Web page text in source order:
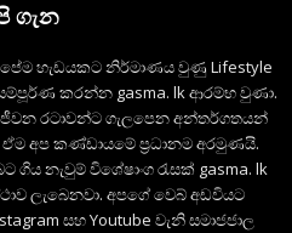
ගැන
හැඩයකට නිර්මාණය වුණු Lifestyle
කරන්න gasma. lk ආරම්භ වුණා.
රටාවන්ට ගැලපෙන අන්තර්ගතයන්
ඒම අප කණ්ඩායමේ ප්‍රධානම අරමුණයි.
නැවුම් විශේෂාංග රැසක් gasma. lk
ලැබෙනවා. අපගේ වෙබ් අඩවියට
සහ Youtube වැනි සමාජජාල